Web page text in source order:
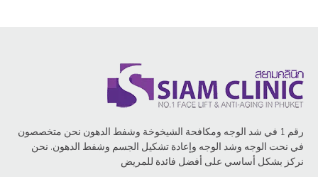
رقم 1 في شد الوجه ومكافحة الشيخوخة وشفط الدهون نحن متخصصون
في نحت الوجه وشد الوجه وإعادة تشكيل الجسم وشفط الدهون. نحن
نركز بشكل أساسي على أفضل فائدة للمريض